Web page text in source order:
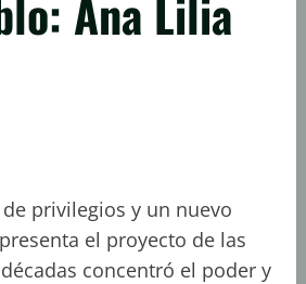
Ana Lilia
privilegios y un nuevo
el proyecto de las
concentró el poder y